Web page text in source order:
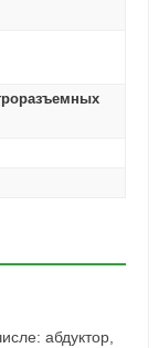
абдуктор,